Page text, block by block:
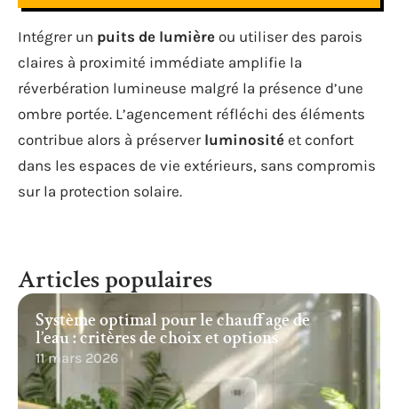
Intégrer un puits de lumière ou utiliser des parois
claires à proximité immédiate amplifie la
réverbération lumineuse malgré la présence d’une
ombre portée. L’agencement réfléchi des éléments
contribue alors à préserver luminosité et confort
dans les espaces de vie extérieurs, sans compromis
sur la protection solaire.
Articles populaires
Système optimal pour le chauffage de
l’eau : critères de choix et options
11 mars 2026